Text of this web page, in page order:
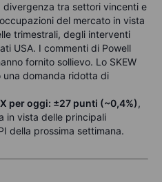
tra settori vincenti e
del mercato in vista
trimestrali, degli interventi
USA. I commenti di Powell
fornito sollievo. Lo SKEW
una domanda ridotta di
per oggi: ±27 punti (~0,4%),
in vista delle principali
della prossima settimana.